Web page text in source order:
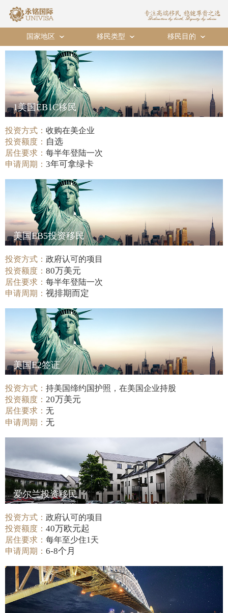
国家地区 › 移民类型 › 移民目的 ›
1美国EB1C移民
投资方式：收购在美企业
投资额度： 自选
居住要求：每半年登陆一次
申请周期：3年可拿绿卡
美国EB5投资移民
投资方式：政府认可的项目
投资额度：80万美元
居住要求：每半年登陆一次
申请周期：视排期而定
美国E2签证
投资方式：持美国缔约国护照，在美国企业持股
投资额度： 20万美元
居住要求：无
申请周期：无
爱尔兰投资移民
投资方式：政府认可的项目
投资额度：40万欧元起
居住要求：每年至少住1天
申请周期：6-8个月